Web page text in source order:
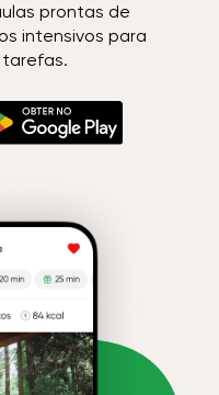
prontas de
intensivos para
tarefas.